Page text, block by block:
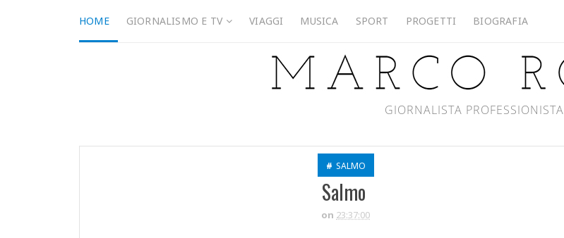
HOME GIORNALISMO E TV VIAGGI MUSICA SPORT PROGETTI BIOGRAFIA
GIORNALISTA PROFESSIONISTA
# SALMO
Salmo
on 23:37:00